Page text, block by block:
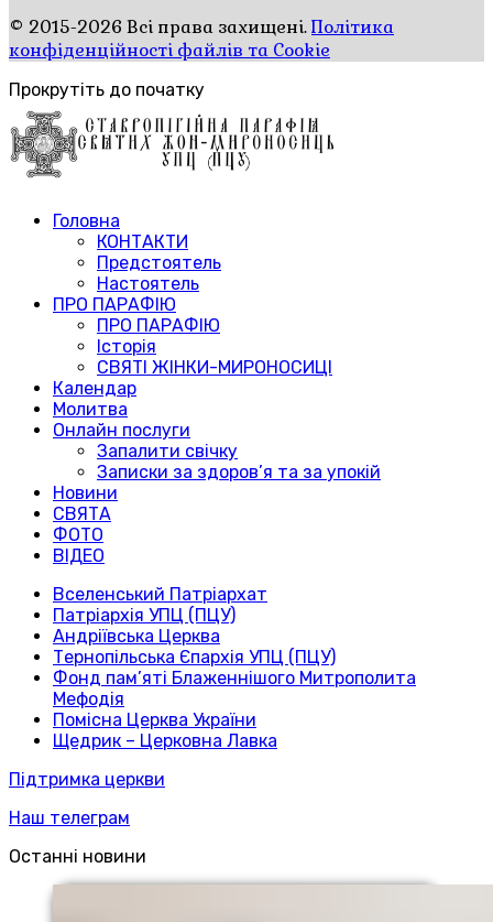
© 2015-2026 Всі права захищені.Політика
конфіденційності файлів та Cookie
Прокрутіть до початку
Головна
КОНТАКТИ
Предстоятель
Настоятель
ПРО ПАРАФІЮ
ПРО ПАРАФІЮ
Історія
СВЯТІ ЖІНКИ-МИРОНОСИЦІ
Календар
Молитва
Онлайн послуги
Запалити свічку
Записки за здоров’я та за упокій
Новини
СВЯТА
ФОТО
ВІДЕО
Вселенський Патріархат
Патріархія УПЦ (ПЦУ)
Андріївська Церква
Тернопільська Єпархія УПЦ (ПЦУ)
Фонд пам’яті Блаженнішого Митрополита
Мефодія
Помісна Церква України
Щедрик – Церковна Лавка
Підтримка церкви
Наш телеграм
Останні новини